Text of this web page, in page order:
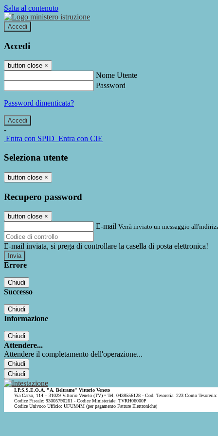
Salta al contenuto
Accedi
Accedi
button close ×
Nome Utente
Password
Password dimenticata?
-
Entra con SPID Entra con CIE
Seleziona utente
button close ×
Recupero password
button close ×
E-mail Verrà inviato un messaggio
E-mail inviata, si prega di controllare la casella di posta elettronica!
Errore
Chiudi
Successo
Chiudi
Informazione
Chiudi
Attendere...
Attendere il completamento dell'operazione...
Chiudi
Chiudi
I.P.S.S.E.O.A. "A. Beltrame" Vittorio Veneto
Via Carso, 114 – 31029 Vittorio Veneto (TV) • Tel. 0438556128 - Cod. Tesoreria: 223 Conto
Codice Fiscale: 93005790261 - Codice Ministeriale: TVRH06000P
Codice Univoco Ufficio: UFUM4M (per pagamento Fatture Elettroniche)